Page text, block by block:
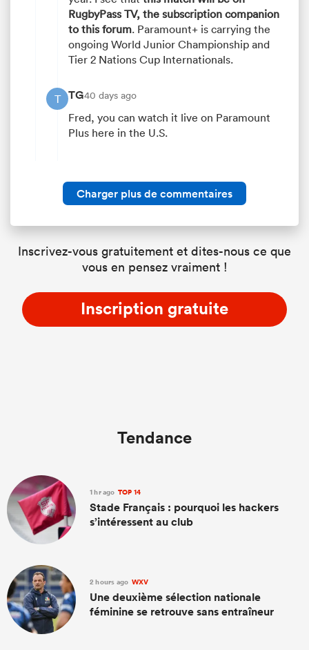
RugbyPass TV, the subscription companion
to this forum. Paramount+ is carrying the
ongoing World Junior Championship and
Tier 2 Nations Cup Internationals.
T TG40 days ago
Fred, you can watch it live on Paramount
Plus here in the U.S.
Charger plus de commentaires
Inscrivez-vous gratuitement et dites-nous ce que
vous en pensez vraiment !
Inscription gratuite
Tendance
1 hr ago TOP 14
Stade Français : pourquoi les hackers
s’intéressent au club
2 hours ago WXV
Une deuxième sélection nationale
féminine se retrouve sans entraîneur